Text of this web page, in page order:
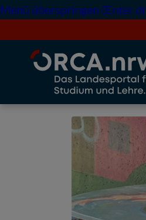
Menü überspringen (Enter